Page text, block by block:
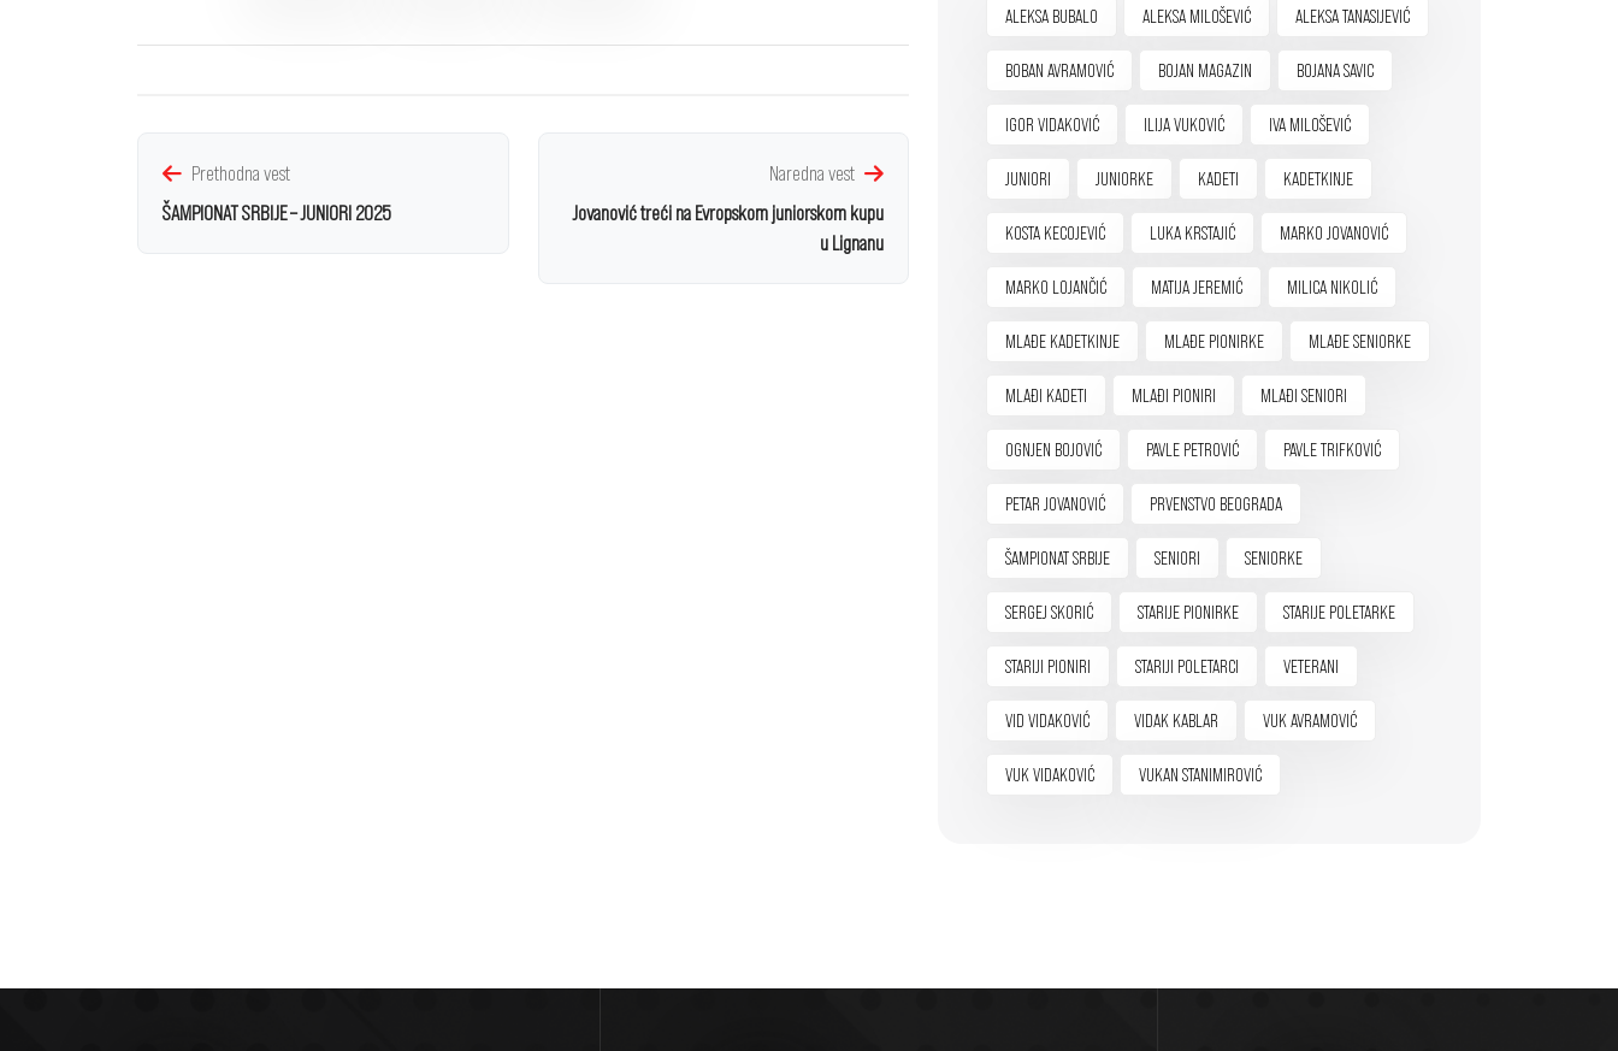
Prethodna vest
ŠAMPIONAT SRBIJE – JUNIORI 2025
Naredna vest
Jovanović treći na Evropskom juniorskom kupu
u Lignanu
ALEKSA BUBALO ALEKSA MILOŠEVIĆ ALEKSA TANASIJEVIĆ
BOBAN AVRAMOVIĆ BOJAN MAGAZIN BOJANA SAVIC
IGOR VIDAKOVIĆ ILIJA VUKOVIĆ IVA MILOŠEVIĆ
JUNIORI JUNIORKE KADETI KADETKINJE
KOSTA KECOJEVIĆ LUKA KRSTAJIĆ MARKO JOVANOVIĆ
MARKO LOJANČIĆ MATIJA JEREMIĆ MILICA NIKOLIĆ
MLAĐE KADETKINJE MLAĐE PIONIRKE MLAĐE SENIORKE
MLAĐI KADETI MLAĐI PIONIRI MLAĐI SENIORI
OGNJEN BOJOVIĆ PAVLE PETROVIĆ PAVLE TRIFKOVIĆ
PETAR JOVANOVIĆ PRVENSTVO BEOGRADA
ŠAMPIONAT SRBIJE SENIORI SENIORKE
SERGEJ SKORIĆ STARIJE PIONIRKE STARIJE POLETARKE
STARIJI PIONIRI STARIJI POLETARCI VETERANI
VID VIDAKOVIĆ VIDAK KABLAR VUK AVRAMOVIĆ
VUK VIDAKOVIĆ VUKAN STANIMIROVIĆ